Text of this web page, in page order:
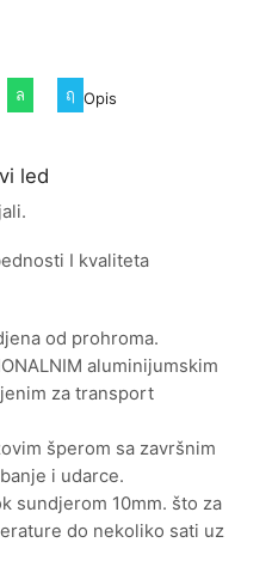
Opis
led
I kvaliteta
od prohroma.
aluminijumskim
za transport
šperom sa završnim
i udarce.
sundjerom 10mm. što za
do nekoliko sati uz